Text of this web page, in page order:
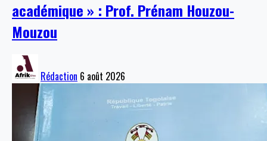
académique » : Prof. Prénam Houzou-
Mouzou
Rédaction 6 août 2026